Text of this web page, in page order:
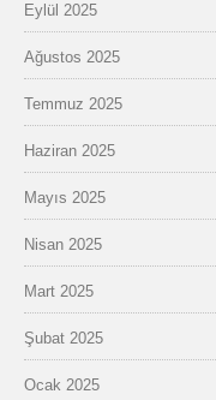
Eylül 2025
Ağustos 2025
Temmuz 2025
Haziran 2025
Mayıs 2025
Nisan 2025
Mart 2025
Şubat 2025
Ocak 2025